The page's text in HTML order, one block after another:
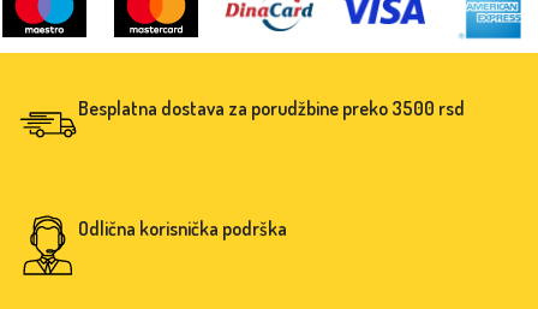
Besplatna dostava za porudžbine preko 3500 rsd
Odlična korisnička podrška